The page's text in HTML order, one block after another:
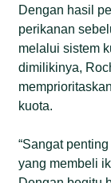
Dengan hasil
perikanan
melalui sistem
dimilikinya,
kuota.
“Sangat
yang membeli